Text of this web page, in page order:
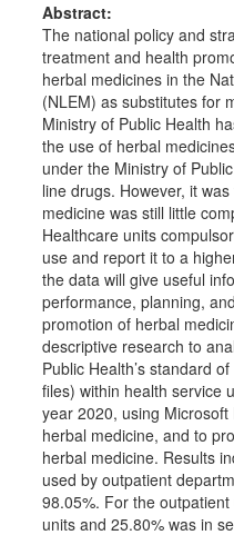
Abstract:
The national policy and
treatment and health
herbal medicines in the
(NLEM) as substitutes for
Ministry of Public Health
the use of herbal
under the Ministry of
line drugs. However, it
medicine was still little
Healthcare units
use and report it to a
the data will give useful
performance, planning,
promotion of herbal
descriptive research to
Public Health’s standard
files) within health service
year 2020, using
herbal medicine, and to
herbal medicine. Results
used by outpatient
98.05%. For the
units and 25.80% was in